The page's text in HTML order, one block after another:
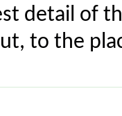
detail of
to the